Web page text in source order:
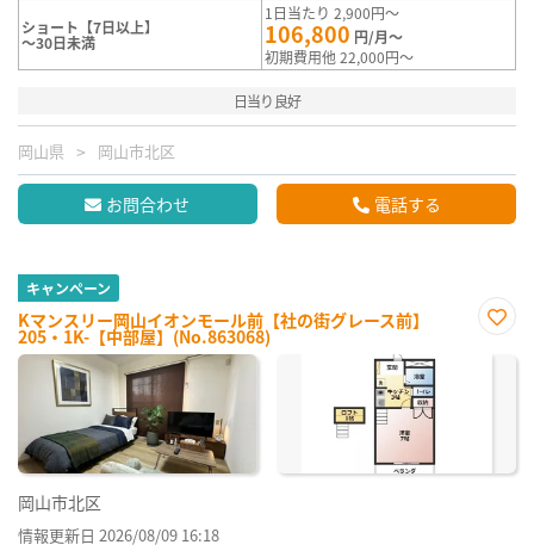
ショート【7日以上】
～30日未満
1日当たり 2,900円～
106,800 円/月～
初期費用他 22,000円～
日当り良好
岡山県 岡山市北区
お問合わせ 電話する
キャンペーン
Kマンスリー岡山イオンモール前【社の街グレース前】
205・1K-【中部屋】(No.863068)
に入
岡山市北区
情報更新日 2026/08/09 16:18